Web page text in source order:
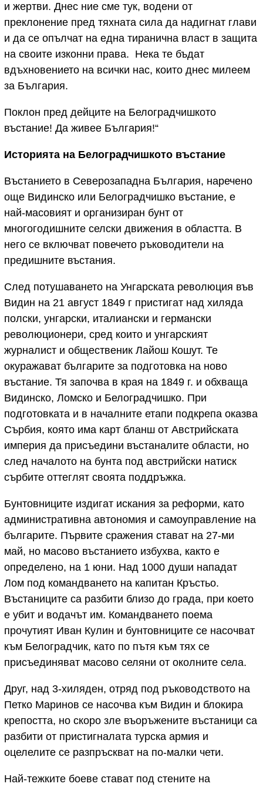
и жертви. Днес ние сме тук, водени от
преклонение пред тяхната сила да надигнат глави
и да се опълчат на една тиранична власт в защита
на своите изконни права. Нека те бъдат
вдъхновението на всички нас, които днес милеем
за България.
Поклон пред дейците на Белоградчишкото
въстание! Да живее България!“
Историята на Белоградчишкото въстание
Въстанието в Северозападна България, наречено
още Видинско или Белоградчишко въстание, е
най-масовият и организиран бунт от
многогодишните селски движения в областта. В
него се включват повечето ръководители на
предишните въстания.
След потушаването на Унгарската революция във
Видин на 21 август 1849 г пристигат над хиляда
полски, унгарски, италиански и германски
революционери, сред които и унгарският
журналист и общественик Лайош Кошут. Те
окуражават българите за подготовка на ново
въстание. Тя започва в края на 1849 г. и обхваща
Видинско, Ломско и Белоградчишко. При
подготовката и в началните етапи подкрепа оказва
Сърбия, която има карт бланш от Австрийската
империя да присъедини въстаналите области, но
след началото на бунта под австрийски натиск
сърбите оттеглят своята поддръжка.
Бунтовниците издигат искания за реформи, като
административна автономия и самоуправление на
българите. Първите сражения стават на 27-ми
май, но масово въстанието избухва, както е
определено, на 1 юни. Над 1000 души нападат
Лом под командването на капитан Кръстьо.
Въстаниците са разбити близо до града, при което
е убит и водачът им. Командването поема
прочутият Иван Кулин и бунтовниците се насочват
към Белоградчик, като по пътя към тях се
присъединяват масово селяни от околните села.
Друг, над 3-хиляден, отряд под ръководството на
Петко Маринов се насочва към Видин и блокира
крепостта, но скоро зле въоръжените въстаници са
разбити от пристигналата турска армия и
оцелелите се разпръскват на по-малки чети.
Най-тежките боеве стават под стените на